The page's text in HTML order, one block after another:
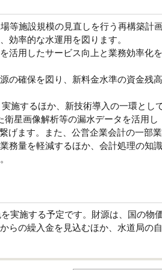
等施設規模の見直しを行う再構築計
効率的な水運用を図ります。
活用したサービス向上と業務効率化
の確保を図り、新料金水準の資金残
施するほか、新技術導入の一環として
星画像解析等の漏水データを活用し
げます。また、公営企業会計の一部
務量を軽減するほか、会計処理の知識
実施する予定です。財源は、国の物
らの繰入金を見込むほか、水道局の